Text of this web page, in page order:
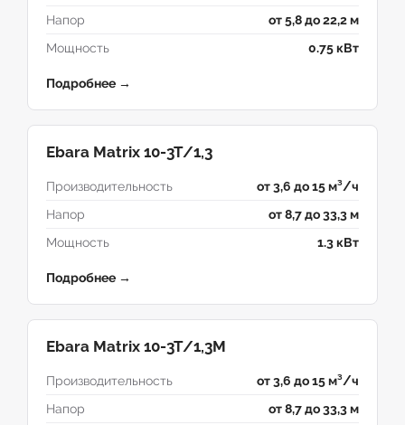
Напор
от 5,8 до 22,2 м
Мощность
0.75 кВт
Подробнее →
Ebara Matrix 10-3T/1,3
Производительность
от 3,6 до 15 м³/ч
Напор
от 8,7 до 33,3 м
Мощность
1.3 кВт
Подробнее →
Ebara Matrix 10-3T/1,3M
Производительность
от 3,6 до 15 м³/ч
Напор
от 8,7 до 33,3 м